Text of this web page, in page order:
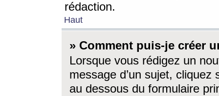
rédaction.
Haut
» Comment puis-je créer
Lorsque vous rédigez un
message d’un sujet, cliquez
au dessous du formulaire